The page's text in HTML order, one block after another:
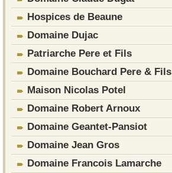
Hospices de Beaune
Domaine Dujac
Patriarche Pere et Fils
Domaine Bouchard Pere & Fils
Maison Nicolas Potel
Domaine Robert Arnoux
Domaine Geantet-Pansiot
Domaine Jean Gros
Domaine Francois Lamarche